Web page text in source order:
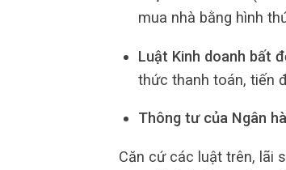
mua nhà bằng hình
Luật Kinh doanh bất
thức thanh toán, tiến
Thông tư của Ngân
Căn cứ các luật trên, lãi